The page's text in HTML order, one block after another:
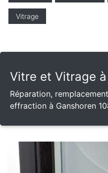
Vitrage
Vitre et Vitrage
Réparation,
effraction à Ganshoren